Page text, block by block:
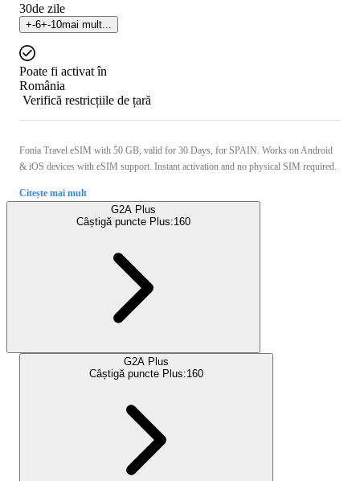
30de zile
+-6+-10mai mult...
Poate fi activat în
România
Verifică restricțiile de țară
Fonia Travel eSIM with 50 GB, valid for 30 Days, for SPAIN. Works on Android
& iOS devices with eSIM support. Instant activation and no physical SIM required.
Citește mai mult
G2A Plus
Câștigă puncte Plus:160
G2A Plus
Câștigă puncte Plus:160